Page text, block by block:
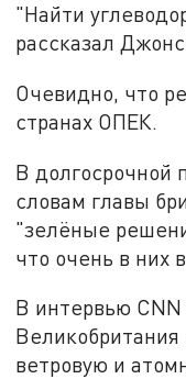
"Найти
рассказал
Очевидно, что
странах ОПЕК.
В долгосрочной
словам главы
"зелёные
что очень в них
В интервью
Великобритания
ветровую и